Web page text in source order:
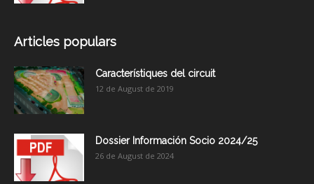
Articles populars
Característiques del circuit
12 de August de 2019
Dossier Información Socio 2024/25
26 de August de 2024